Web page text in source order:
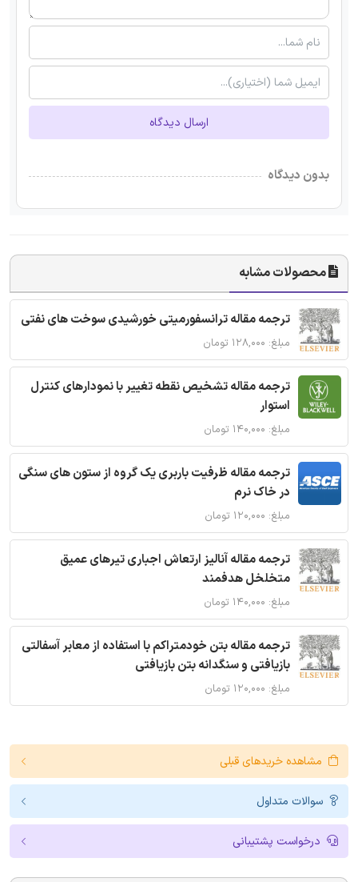
ارسال دیدگاه
بدون دیدگاه
محصولات مشابه
ترجمه مقاله ترانسفورمیتی خورشیدی سوخت های نفتی
مبلغ: ۱۲۸,۰۰۰ تومان
ترجمه مقاله تشخیص نقطه تغییر با نمودارهای کنترل
استوار
مبلغ: ۱۴۰,۰۰۰ تومان
ترجمه مقاله ظرفیت باربری یک گروه از ستون های سنگی
در خاک نرم
مبلغ: ۱۲۰,۰۰۰ تومان
ترجمه مقاله آنالیز ارتعاش اجباری تیرهای عمیق
متخلخل هدفمند
مبلغ: ۱۴۰,۰۰۰ تومان
ترجمه مقاله بتن خودمتراکم با استفاده از معابر آسفالتی
بازیافتی و سنگدانه بتن بازیافتی
مبلغ: ۱۲۰,۰۰۰ تومان
مشاهده خریدهای قبلی
سوالات متداول
درخواست پشتیبانی